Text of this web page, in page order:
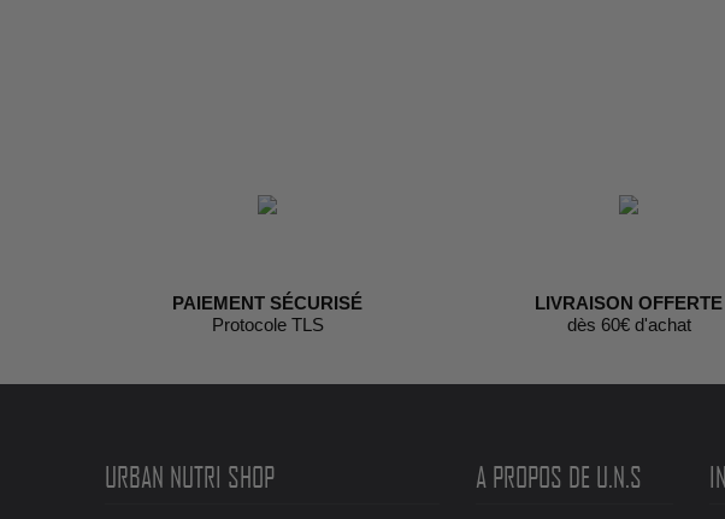
PAIEMENT SÉCURISÉ
Protocole TLS
LIVRAISON OFFERTE
dès 60€ d'achat
URBAN NUTRI SHOP A PROPOS DE U.N.S